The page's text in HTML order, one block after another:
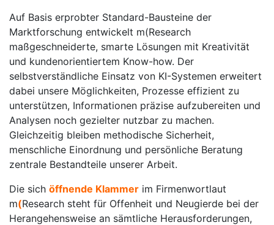
Auf Basis erprobter Standard-Bausteine der
Marktforschung entwickelt m(Research
maßgeschneiderte, smarte Lösungen mit Kreativität
und kundenorientiertem Know-how. Der
selbstverständliche Einsatz von KI-Systemen erweitert
dabei unsere Möglichkeiten, Prozesse effizient zu
unterstützen, Informationen präzise aufzubereiten und
Analysen noch gezielter nutzbar zu machen.
Gleichzeitig bleiben methodische Sicherheit,
menschliche Einordnung und persönliche Beratung
zentrale Bestandteile unserer Arbeit.
Die sich öffnende Klammer im Firmenwortlaut
m(Research steht für Offenheit und Neugierde bei der
Herangehensweise an sämtliche Herausforderungen,